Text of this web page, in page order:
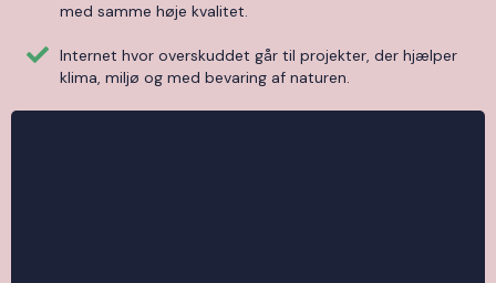
med samme høje kvalitet.
Internet hvor overskuddet går til projekter, der hjælper
klima, miljø og med bevaring af naturen.